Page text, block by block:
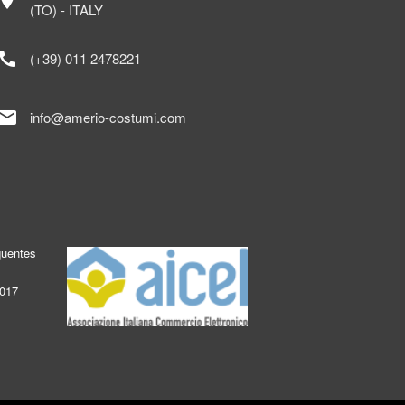
(TO) - ITALY
call (+39) 011 2478221
info@amerio-costumi.com